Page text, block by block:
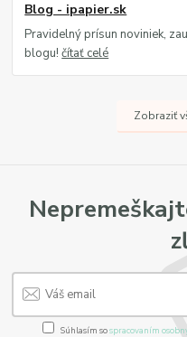
Blog - ipapier.sk
Pravidelný prísun noviniek,
blogu!čítať celé
Zobraziť
Súhlasím sospracovaním